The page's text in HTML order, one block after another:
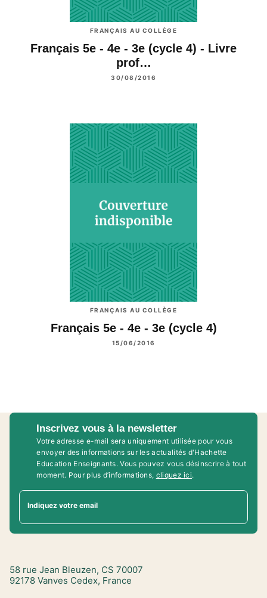
FRANÇAIS AU COLLÈGE
Français 5e - 4e - 3e (cycle 4) - Livre
prof…
30/08/2016
FRANÇAIS AU COLLÈGE
Français 5e - 4e - 3e (cycle 4)
15/06/2016
Inscrivez vous à la newsletter
Votre adresse e-mail sera uniquement utilisée pour vous
envoyer des informations sur les actualités d'Hachette
Education Enseignants. Vous pouvez vous désinscrire à tout
moment. Pour plus d’informations, cliquez ici.
Indiquez votre email
58 rue Jean Bleuzen, CS 70007
92178 Vanves Cedex, France